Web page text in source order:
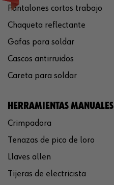
Pantalones cortos trabajo
Chaqueta reflectante
Gafas para soldar
Cascos antirruidos
Careta para soldar
HERRAMIENTAS MANUALES
Crimpadora
Tenazas de pico de loro
Llaves allen
Tijeras de electricista